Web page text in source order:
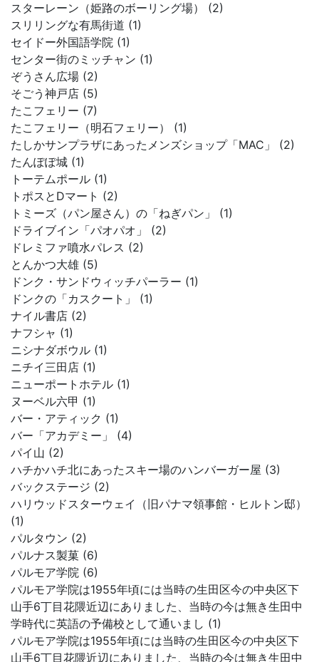
スターレーン（姫路のボーリング場） (2)
スリリングな有馬街道 (1)
セイドー外国語学院 (1)
センター街のミッチャン (1)
ぞうさん広場 (2)
そごう神戸店 (5)
たこフェリー (7)
たこフェリー（明石フェリー） (1)
たしかサンプラザにあったメンズショップ「MAC」 (2)
たんぽぽ城 (1)
トーテムポール (1)
トポスとDマート (2)
トミーズ（パン屋さん）の「ねぎパン」 (1)
ドライブイン「パオパオ」 (2)
ドレミファ噴水パレス (2)
とんかつ大雄 (5)
ドンク・サンドウィッチパーラー (1)
ドンクの「カスクート」 (1)
ナイル書店 (2)
ナフシャ (1)
ニシナダボウル (1)
ニチイ三田店 (1)
ニューポートホテル (1)
ヌーベル六甲 (1)
バー・アティック (1)
バー「アカデミー」 (4)
パイ山 (2)
ハチかハチ北にあったスキー場のハンバーガー屋 (3)
バックステージ (2)
ハリウッドスターウェイ（旧パナマ領事館・ヒルトン邸）
(1)
パルタウン (2)
パルナス製菓 (6)
パルモア学院 (6)
パルモア学院は1955年頃には当時の生田区今の中央区下
山手6丁目花隈近辺にありました、当時の今は無き生田中
学時代に英語の予備校として通いまし (1)
パルモア学院は1955年頃には当時の生田区今の中央区下
山手6丁目花隈近辺にありました、当時の今は無き生田中